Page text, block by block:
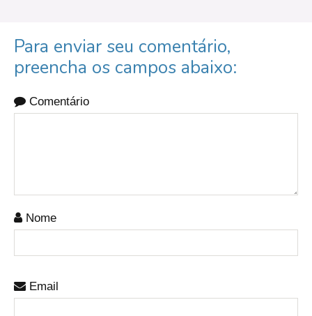
Para enviar seu comentário,
preencha os campos abaixo:
Comentário
Nome
Email